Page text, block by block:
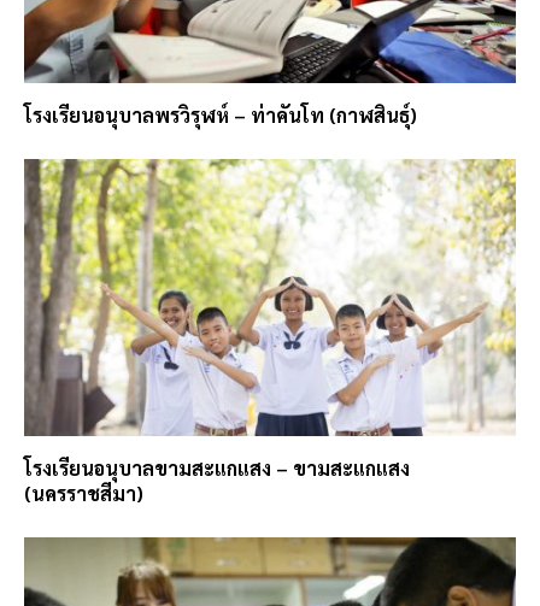
โรงเรียนอนุบาลพรวิรุฬห์ – ท่าคันโท (กาฬสินธุ์)
โรงเรียนอนุบาลขามสะแกแสง – ขามสะแกแสง
(นครราชสีมา)